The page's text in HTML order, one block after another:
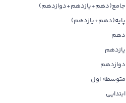
جامع(دهم+یازدهم+دوازدهم)
پایه(دهم+یازدهم)
دهم
یازدهم
دوازدهم
متوسطه اول
ابتدایی